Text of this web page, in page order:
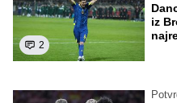
2
iz